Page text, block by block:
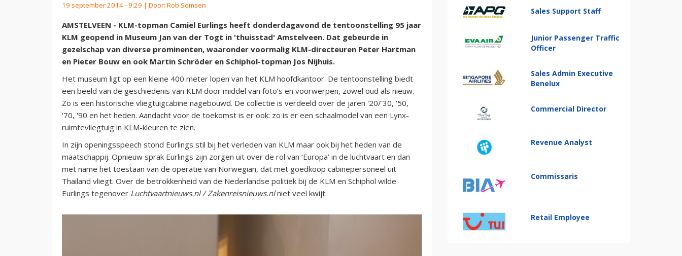
19 september 2014 - 9:29 | Door: Rob Somsen
AMSTELVEEN - KLM-topman Camiel Eurlings heeft donderdagavond de tentoonstelling 95 jaar
KLM geopend in Museum Jan van der Togt in 'thuisstad' Amstelveen. Dat gebeurde in
gezelschap van diverse prominenten, waaronder voormalig KLM-directeuren Peter Hartman
en Pieter Bouw en ook Martin Schröder en Schiphol-topman Jos Nijhuis.
Het museum ligt op een kleine 400 meter lopen van het KLM hoofdkantoor. De tentoonstelling biedt
een beeld van de geschiedenis van KLM door middel van foto’s en voorwerpen, zowel oud als nieuw.
Zo is een historische vliegtuigcabine nagebouwd. De collectie is verdeeld over de jaren '20/'30, '50,
'70, '90 en het heden. Aandacht voor de toekomst is er ook: zo is er een schaalmodel van een Lynx-
ruimtevliegtuig in KLM-kleuren te zien.
In zijn openingsspeech stond Eurlings stil bij het verleden van KLM maar ook bij het heden van de
maatschappij. Opnieuw sprak Eurlings zijn zorgen uit over de rol van ‘Europa’ in de luchtvaart en dan
met name het toestaan van de operatie van Norwegian, dat met goedkoop cabinepersoneel uit
Thailand vliegt. Over de betrokkenheid van de Nederlandse politiek bij de KLM en Schiphol wilde
Eurlings tegenover Luchtvaartnieuws.nl / Zakenreisnieuws.nlniet veel kwijt.
Sales Support Staff
Junior Passenger Traffic
Officer
Sales Admin Executive
Benelux
Commercial Director
Revenue Analyst
Commissaris
Retail Employee